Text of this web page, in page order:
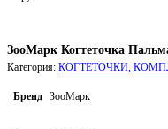
ЗооМарк Когтеточка
Категория: КОГТЕТОЧКИ,
Бренд ЗооМарк